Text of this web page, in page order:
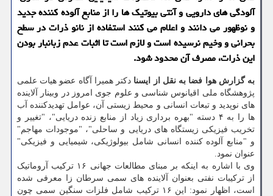
آلودگی های دارویی و آنتی بیوتیک ها را از منابع آلوده کننده جدید
و نوظهور می دانند و اعلام می کنند استفاده از نانو ذرات در سطح
بحرانی و وخیم نرسیده است و لازم است تا اثبات عدم زبانبار بودن
این ذرات، مصرف آن محدود شود.
به گزارش هوا فضا به نقل از ایسنا دکتر همیرا آگاه عضو هیات علمی
پژوهشگاه ملی اقیانوس شناسی و علوم جوی امروز در وبینار آلاینده
های نوپدید و تبعات انسانی و محیط زیستی آن، عوامل تهدیدکننده آب
ها را به ۴ دسته "بهره برداری زیاد از منابع زنده دریایی"، "تغییر و
تخریب فیزیکی زیستگاه های دریایی و ساحلی"، "موجودات مهاجم"
و "منابع آلوده کننده انسانی شامل بیولوژیکی، شیمیایی و فیزیکی"
عنوان نمود.
وی با اشاره به اینکه بر مبنای مطالعات جهانی ۱۶ ترکیب آروماتیک
از ترکیبات نفتی بعنوان آلاینده های سمی سرطان زا معرفی شده
است، اظهار نمود: این ۱۶ ترکیب شامل فلزات سنگین سمی چون